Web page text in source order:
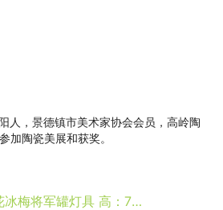
人，景德镇市美术家协会会员，高岭陶
加陶瓷美展和获奖。
DS115-RZSI27 青花冰梅将军罐灯具 高：75直径：40.5口径：底径：重量：4.8KG